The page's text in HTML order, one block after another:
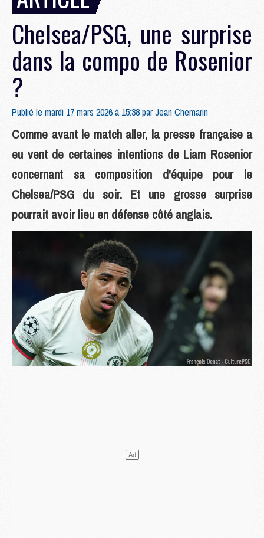
Chelsea/PSG, une surprise
dans la compo de Rosenior
?
Publié le mardi 17 mars 2026 à 15:38 parJean Chemarin
Comme avant le match aller, la presse française a
eu vent de certaines intentions de Liam Rosenior
concernant sa composition d'équipe pour le
Chelsea/PSG du soir. Et une grosse surprise
pourrait avoir lieu en défense côté anglais.